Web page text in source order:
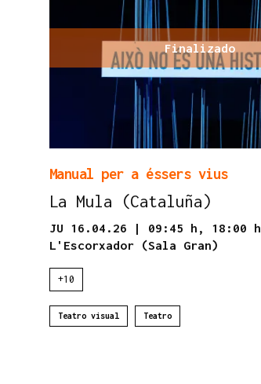
Finalizado
Manual per a éssers vius
La Mula (Cataluña)
JU 16.04.26 | 09:45 h,
18:00 h
L'Escorxador (Sala Gran)
+10
Teatro visual Teatro